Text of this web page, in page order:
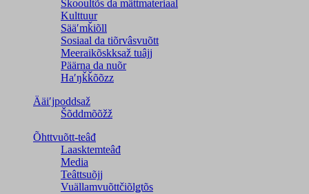
Škooultõs da mättmateriaal
Kulttuur
Sääʹmǩiõll
Sosiaal da tiõrvâsvuõtt
Meeraikõskksaž tuâjj
Päärna da nuõr
Haʹŋǩǩõõzz
Ääiʹjpoddsaž
Šõddmõõžž
Õhttvuõtt-teâđ
Laasktemteâđ
Media
Teâttsuõjj
Vuällamvuõttčiõlǥtõs